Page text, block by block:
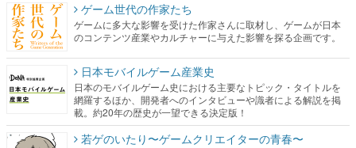
ゲーム世代の作家たち
ゲームに多大な影響を受けた作家さんに取材し、ゲームが日本
のコンテンツ産業やカルチャーに与えた影響を探る企画です。
日本モバイルゲーム産業史
日本のモバイルゲーム史における主要なトピック・タイトルを
網羅するほか、開発者へのインタビューや識者による解説を掲
載。約20年の歴史が一望できる決定版！
若ゲのいたり〜ゲームクリエイターの青春〜